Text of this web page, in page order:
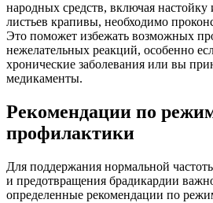
народных средств, включая настойку
листьев крапивы, необходимо
Это поможет избежать возможных
нежелательных реакций, особенно
хронические заболевания или вы
медикаменты.
Рекомендации по
профилактики
Для поддержания нормальной
и предотвращения брадикардии
определенные рекомендации по